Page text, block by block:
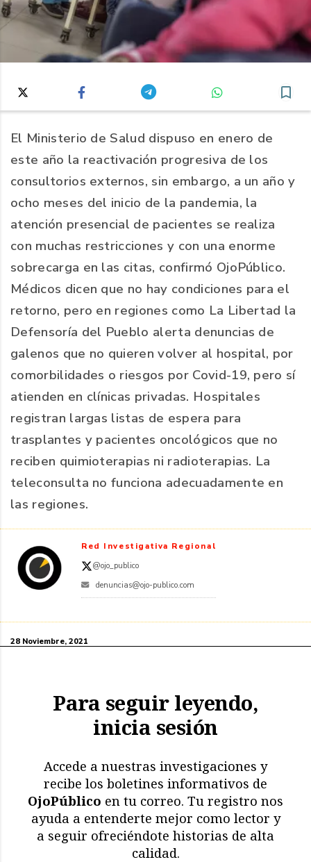
El Ministerio de Salud dispuso en enero de
este año la reactivación progresiva de los
consultorios externos, sin embargo, a un año y
ocho meses del inicio de la pandemia, la
atención presencial de pacientes se realiza
con muchas restricciones y con una enorme
sobrecarga en las citas, confirmó OjoPúblico.
Médicos dicen que no hay condiciones para el
retorno, pero en regiones como La Libertad la
Defensoría del Pueblo alerta denuncias de
galenos que no quieren volver al hospital, por
comorbilidades o riesgos por Covid-19, pero sí
atienden en clínicas privadas. Hospitales
registran largas listas de espera para
trasplantes y pacientes oncológicos que no
reciben quimioterapias ni radioterapias. La
teleconsulta no funciona adecuadamente en
las regiones.
Red Investigativa Regional
@ojo_publico
denuncias@ojo-publico.com
28 Noviembre, 2021
Para seguir leyendo,
inicia sesión
Accede a nuestras investigaciones y
recibe los boletines informativos de
OjoPúblico en tu correo. Tu registro nos
ayuda a entenderte mejor como lector y
a seguir ofreciéndote historias de alta
calidad.